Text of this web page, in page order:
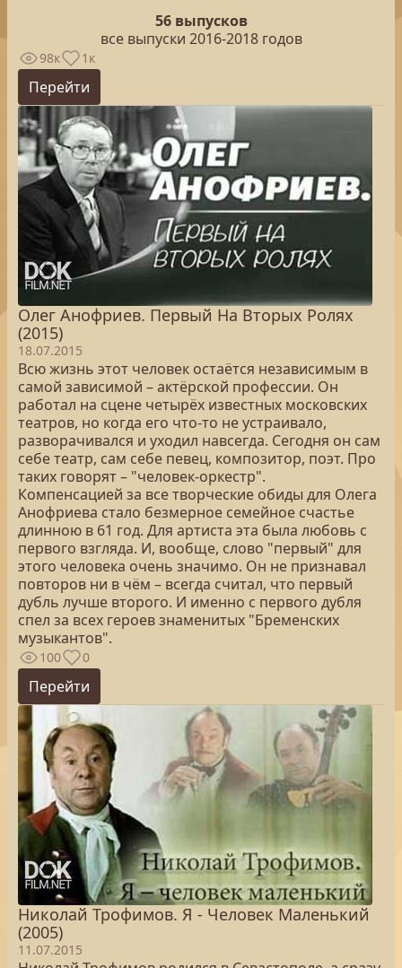
56 выпусков
все выпуски 2016-2018 годов
98к 1к
Перейти
Олег Анофриев. Первый На Вторых Ролях
(2015)
18.07.2015
Всю жизнь этот человек остаётся независимым в
самой зависимой – актёрской профессии. Он
работал на сцене четырёх известных московских
театров, но когда его что-то не устраивало,
разворачивался и уходил навсегда. Сегодня он сам
себе театр, сам себе певец, композитор, поэт. Про
таких говорят – "человек-оркестр".
Компенсацией за все творческие обиды для Олега
Анофриева стало безмерное семейное счастье
длинною в 61 год. Для артиста эта была любовь с
первого взгляда. И, вообще, слово "первый" для
этого человека очень значимо. Он не признавал
повторов ни в чём – всегда считал, что первый
дубль лучше второго. И именно с первого дубля
спел за всех героев знаменитых "Бременских
музыкантов".
100 0
Перейти
Николай Трофимов. Я - Человек Маленький
(2005)
11.07.2015